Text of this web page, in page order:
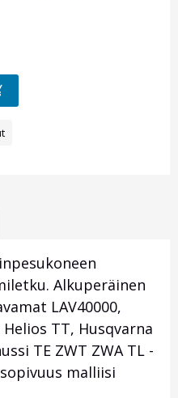
Alkuperäinen
LAV40000,
TT, Husqvarna
TE ZWT ZWA TL -
malliisi